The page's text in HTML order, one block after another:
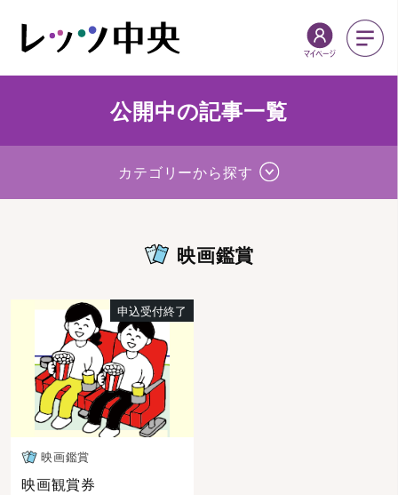
公開中の記事一覧
カテゴリーから探す
映画鑑賞
申込受付終了
映画鑑賞
映画観賞券